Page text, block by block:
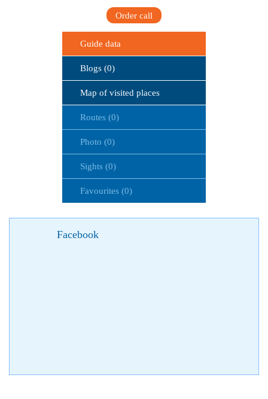
Order call
Guide data
Blogs (0)
Map of visited places
Routes (0)
Photo (0)
Sights (0)
Favourites (0)
Facebook